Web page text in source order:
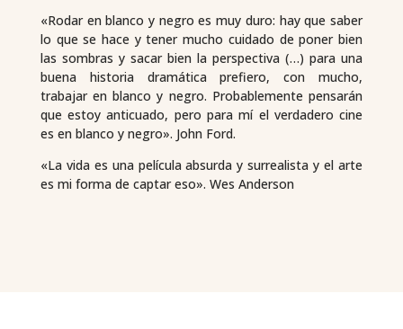
«Rodar en blanco y negro es muy duro: hay que saber
lo que se hace y tener mucho cuidado de poner bien
las sombras y sacar bien la perspectiva (…) para una
buena historia dramática prefiero, con mucho,
trabajar en blanco y negro. Probablemente pensarán
que estoy anticuado, pero para mí el verdadero cine
es en blanco y negro». John Ford.
«La vida es una película absurda y surrealista y el arte
es mi forma de captar eso». Wes Anderson